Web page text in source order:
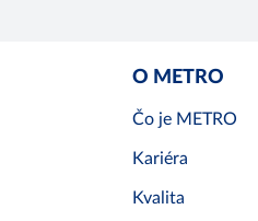
O METRO
Čo je METRO
Kariéra
Kvalita